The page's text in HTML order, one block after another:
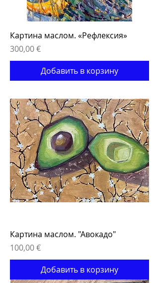
Картина маслом. «Рефлексия»
Цена
300,00 €
Добавить в корзину
Картина маслом. "Авокадо"
Цена
100,00 €
Добавить в корзину